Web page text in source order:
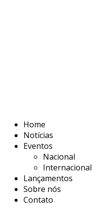
Home
Notícias
Eventos
Nacional
Internacional
Lançamentos
Sobre nós
Contato